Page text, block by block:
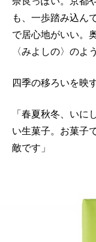
も、一歩踏み込ん
で居心地がいい。
〈みよしの〉のよ
四季の移ろいを映
「春夏秋冬、いに
い生菓子。お菓子
敵です」